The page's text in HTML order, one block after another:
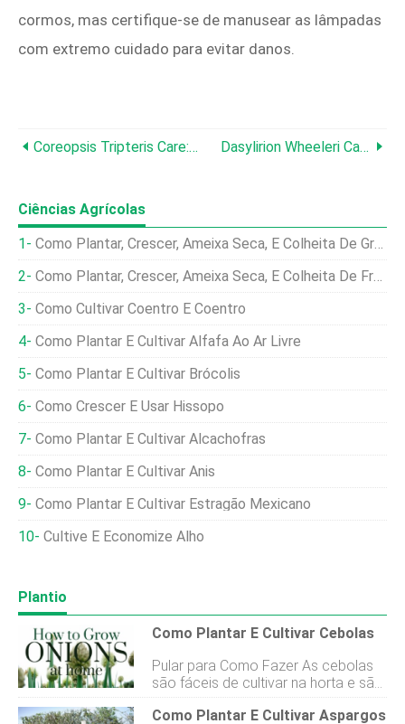
cormos, mas certifique-se de manusear as lâmpadas
com extremo cuidado para evitar danos.
Coreopsis Tripteris Care:Growing Tall Tickseed Dasylirion Wheeleri Care:Crescendo Sotol Comum
Ciências Agrícolas
Como Plantar, Crescer, Ameixa Seca, E Colheita De Groselhas
Como Plantar, Crescer, Ameixa Seca, E Colheita De Framboesas
Como Cultivar Coentro E Coentro
Como Plantar E Cultivar Alfafa Ao Ar Livre
Como Plantar E Cultivar Brócolis
Como Crescer E Usar Hissopo
Como Plantar E Cultivar Alcachofras
Como Plantar E Cultivar Anis
Como Plantar E Cultivar Estragão Mexicano
Cultive E Economize Alho
Plantio
Como Plantar E Cultivar Cebolas
Pular para Como Fazer As cebolas
são fáceis de cultivar na horta e são
um intensificador de sabor perfeito
para receitas cruas e cozidas. Os
Como Plantar E Cultivar Aspargos